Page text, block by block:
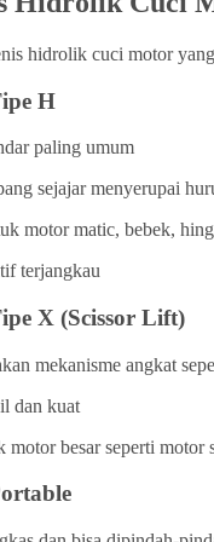
hidrolik cuci motor
H
paling umum
sejajar menyerupai
motor matic, bebek,
terjangkau
X (Scissor Lift)
mekanisme angkat
dan kuat
motor besar seperti motor